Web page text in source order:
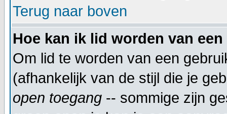
Terug naar boven
Hoe kan ik lid worden van
Om lid te worden van een
(afhankelijk van de stijl die je
open toegang -- sommige zijn